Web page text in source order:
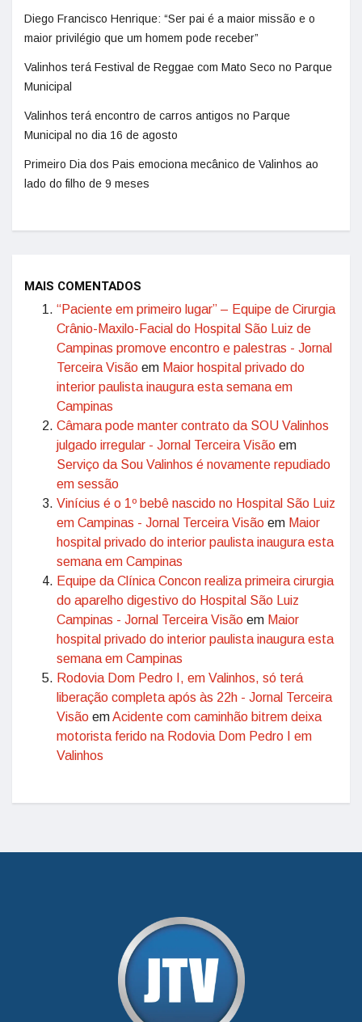
Diego Francisco Henrique: “Ser pai é a maior missão e o
maior privilégio que um homem pode receber”
Valinhos terá Festival de Reggae com Mato Seco no Parque
Municipal
Valinhos terá encontro de carros antigos no Parque
Municipal no dia 16 de agosto
Primeiro Dia dos Pais emociona mecânico de Valinhos ao
lado do filho de 9 meses
MAIS COMENTADOS
“Paciente em primeiro lugar” – Equipe de Cirurgia
Crânio-Maxilo-Facial do Hospital São Luiz de
Campinas promove encontro e palestras - Jornal
Terceira Visão em Maior hospital privado do
interior paulista inaugura esta semana em
Campinas
Câmara pode manter contrato da SOU Valinhos
julgado irregular - Jornal Terceira Visão em
Serviço da Sou Valinhos é novamente repudiado
em sessão
Vinícius é o 1º bebê nascido no Hospital São Luiz
em Campinas - Jornal Terceira Visão em Maior
hospital privado do interior paulista inaugura esta
semana em Campinas
Equipe da Clínica Concon realiza primeira cirurgia
do aparelho digestivo do Hospital São Luiz
Campinas - Jornal Terceira Visão em Maior
hospital privado do interior paulista inaugura esta
semana em Campinas
Rodovia Dom Pedro I, em Valinhos, só terá
liberação completa após às 22h - Jornal Terceira
Visão emAcidente com caminhão bitrem deixa
motorista ferido na Rodovia Dom Pedro I em
Valinhos